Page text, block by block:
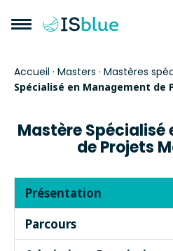
Accueil · Masters · Mastères
Spécialisé en Management de
Mastère Spécialisé
de Projets
Présentation
Parcours